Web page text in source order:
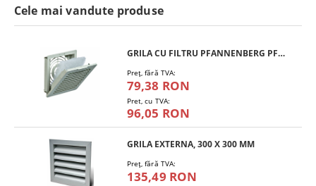
Cele mai vandute produse
GRILA CU FILTRU PFANNENBERG PFA 10.000
Preţ, fără TVA:
79,38 RON
Pret, cu TVA:
96,05 RON
GRILA EXTERNA, 300 X 300 MM
Preţ, fără TVA:
135,49 RON